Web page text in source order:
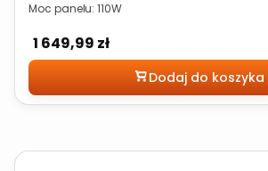
Moc panelu: 110W
Cena
1 649,99 zł
Dodaj do koszyka